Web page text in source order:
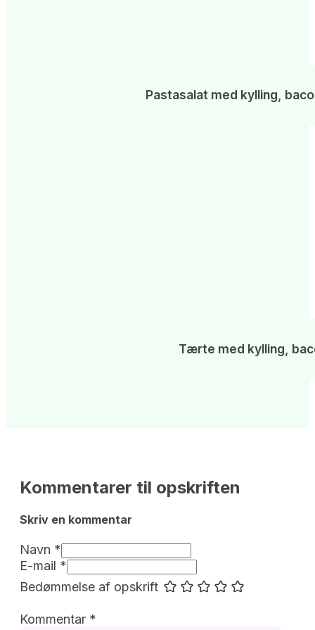
Pastasalat med kylling,
Tærte med kylling,
Kommentarer til opskriften
Skriv en kommentar
Navn *
E-mail *
Bedømmelse af opskrift
Kommentar *